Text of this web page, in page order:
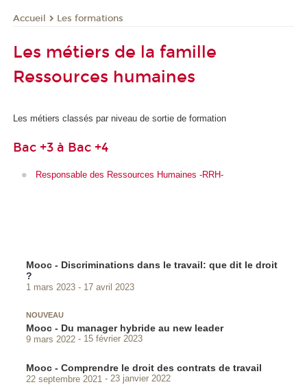
Accueil Les formations
Les métiers de la famille
Ressources humaines
Les métiers classés par niveau de sortie de formation
Bac +3 à Bac +4
Responsable des Ressources Humaines -RRH-
Mooc - Discriminations dans le travail: que dit le droit
?
1 mars 2023 17 avril 2023
NOUVEAU
Mooc - Du manager hybride au new leader
9 mars 2022 15 février 2023
Mooc - Comprendre le droit des contrats de travail
22 septembre 2021 23 janvier 2022